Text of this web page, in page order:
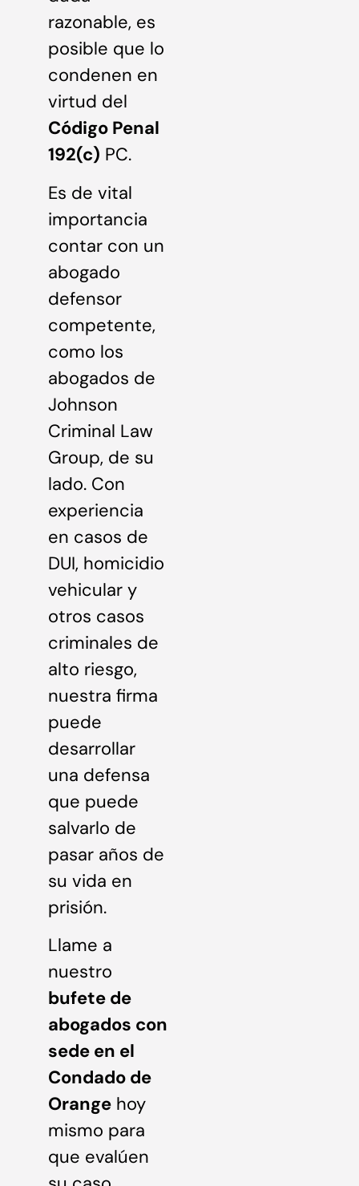
razonable, es
posible que lo
condenen en
virtud del
Código Penal
192(c) PC.
Es de vital
importancia
contar con un
abogado
defensor
competente,
como los
abogados de
Johnson
Criminal Law
Group, de su
lado. Con
experiencia
en casos de
DUI, homicidio
vehicular y
otros casos
criminales de
alto riesgo,
nuestra firma
puede
desarrollar
una defensa
que puede
salvarlo de
pasar años de
su vida en
prisión.
Llame a
nuestro
bufete de
abogados con
sede en el
Condado de
Orange hoy
mismo para
que evalúen